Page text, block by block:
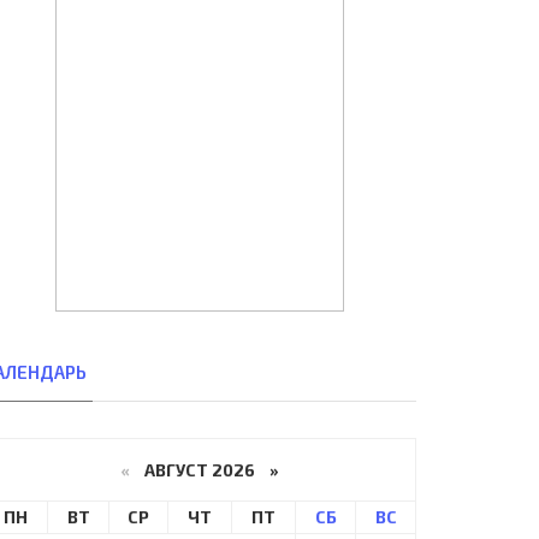
« АВГУСТ 2026 »
ПН ВТ СР ЧТ ПТ СБ ВС